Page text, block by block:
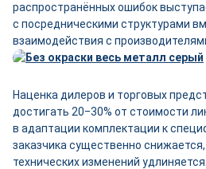
распространённых ошибок
с посредническими структурами
взаимодействия с
Наценка дилеров и торговых
достигать 20‒30% от стоимости
в адаптации комплектации к
заказчика существенно
технических изменений